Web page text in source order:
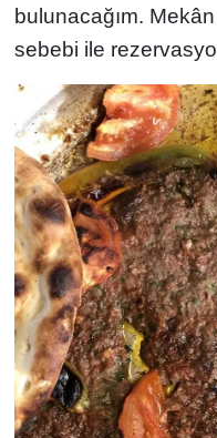
bulunacağım.
sebebi ile